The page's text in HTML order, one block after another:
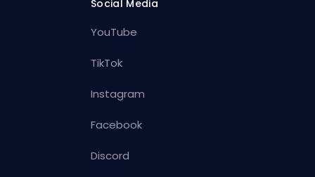
Social Media
YouTube
TikTok
Instagram
Facebook
Discord